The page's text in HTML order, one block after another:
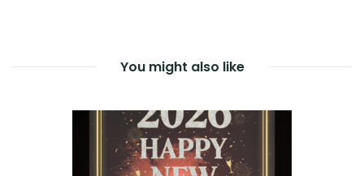
You might also like